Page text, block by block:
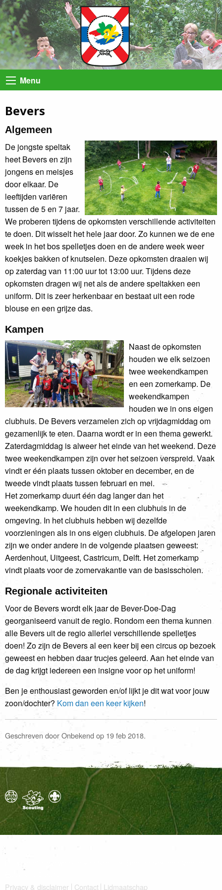
Menu
Bevers
Algemeen
De jongste speltak
heet Bevers en zijn
jongens en meisjes
door elkaar. De
leeftijden variëren
tussen de 5 en 7 jaar.
We proberen tijdens de opkomsten verschillende activiteiten
te doen. Dit wisselt het hele jaar door. Zo kunnen we de ene
week in het bos spelletjes doen en de andere week weer
koekjes bakken of knutselen. Deze opkomsten draaien wij
op zaterdag van 11:00 uur tot 13:00 uur. Tijdens deze
opkomsten dragen wij net als de andere speltakken een
uniform. Dit is zeer herkenbaar en bestaat uit een rode
blouse en een grijze das.
Kampen
Naast de opkomsten
houden we elk seizoen
twee weekendkampen
en een zomerkamp. De
weekendkampen
houden we in ons eigen
clubhuis. De Bevers verzamelen zich op vrijdagmiddag om
gezamenlijk te eten. Daarna wordt er in een thema gewerkt.
Zaterdagmiddag is alweer het einde van het weekend. Deze
twee weekendkampen zijn over het seizoen verspreid. Vaak
vindt er één plaats tussen oktober en december, en de
tweede vindt plaats tussen februari en mei.
Het zomerkamp duurt één dag langer dan het
weekendkamp. We houden dit in een clubhuis in de
omgeving. In het clubhuis hebben wij dezelfde
voorzieningen als in ons eigen clubhuis. De afgelopen jaren
zijn we onder andere in de volgende plaatsen geweest:
Aerdenhout, Uitgeest, Castricum, Delft. Het zomerkamp
vindt plaats voor de zomervakantie van de basisscholen.
Regionale activiteiten
Voor de Bevers wordt elk jaar de Bever-Doe-Dag
georganiseerd vanuit de regio. Rondom een thema kunnen
alle Bevers uit de regio allerlei verschillende spelletjes
doen! Zo zijn de Bevers al een keer bij een circus op bezoek
geweest en hebben daar trucjes geleerd. Aan het einde van
de dag krijgt iedereen een insigne voor op het uniform!
Ben je enthousiast geworden en/of lijkt je dit wat voor jouw
zoon/dochter? Kom dan een keer kijken!
Geschreven door Onbekend op 19 feb 2018.
Copyright © 2017
Privacy & disclaimer
Contact Lidmaatschap